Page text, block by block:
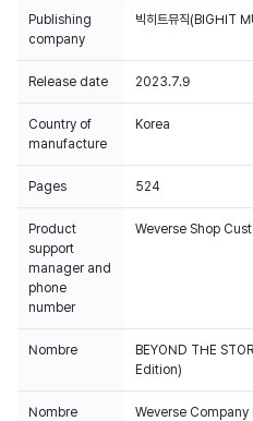
Publishing
company
빅히트뮤직(BIGHIT
Release date 2023.7.9
Country of
manufacture
Korea
Pages 524
Product
support
manager and
phone
number
Weverse Shop
Nombre
BEYOND THE
Edition)
Nombre
Weverse Company